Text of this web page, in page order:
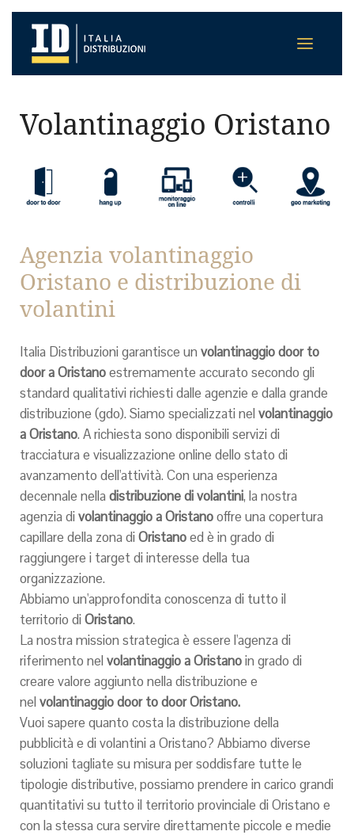
Volantinaggio Oristano
Agenzia volantinaggio
Oristano e distribuzione di
volantini
Italia Distribuzioni garantisce un volantinaggio door to
door a Oristanoestremamente accurato secondo gli
standard qualitativi richiesti dalle agenzie e dalla grande
distribuzione (gdo). Siamo specializzati nel volantinaggio
aOristano. A richiesta sono disponibili servizi di
tracciatura e visualizzazione online dello stato di
avanzamento dell'attività. Con una esperienza
decennale nella distribuzione di volantini, la nostra
agenzia di volantinaggio aOristanooffre una copertura
capillare della zona di Oristanoed è in grado di
raggiungere i target di interesse della tua
organizzazione.
Abbiamo un'approfondita conoscenza di tutto il
territorio di Oristano.
La nostra mission strategica è essere l'agenza di
riferimento nel volantinaggio aOristanoin grado di
creare valore aggiunto nella distribuzione e
nel volantinaggio door to doorOristano.
Vuoi sapere quanto costa la distribuzione della
pubblicità e di volantini a Oristano? Abbiamo diverse
soluzioni tagliate su misura per soddisfare tutte le
tipologie distributive, possiamo prendere in carico grandi
quantitativi su tutto il territorio provinciale di Oristano e
con la stessa cura servire direttamente piccole e medie